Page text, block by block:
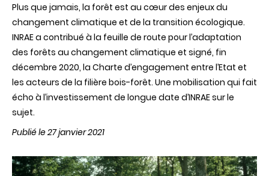
Plus que jamais, la forêt est au cœur des enjeux du
changement climatique et de la transition écologique.
INRAE a contribué à la feuille de route pour l’adaptation
des forêts au changement climatique et signé, fin
décembre 2020, la Charte d’engagement entre l’Etat et
les acteurs de la filière bois-forêt. Une mobilisation qui fait
écho à l’investissement de longue date d’INRAE sur le
sujet.
Publié le 27 janvier 2021